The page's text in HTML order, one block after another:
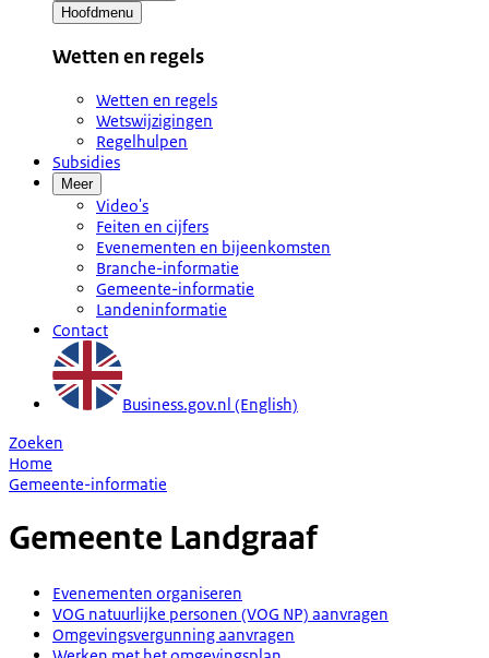
Hoofdmenu
Wetten en regels
Wetten en regels
Wetswijzigingen
Regelhulpen
Subsidies
Meer
Video's
Feiten en cijfers
Evenementen en bijeenkomsten
Branche-informatie
Gemeente-informatie
Landeninformatie
Contact
Business.gov.nl (English)
Zoeken
Home
Gemeente-informatie
Gemeente Landgraaf
Evenementen organiseren
VOG natuurlijke personen (VOG NP) aanvragen
Omgevingsvergunning aanvragen